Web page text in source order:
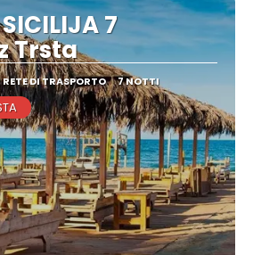
7
Trsta
RETE DI TRASPORTO 7 NOTTI